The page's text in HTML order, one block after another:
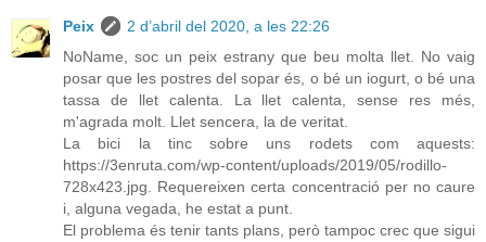
Peix
2 d’abril del 2020, a les 22:26
NoName, soc un peix estrany que beu molta llet. No vaig
posar que les postres del sopar és, o bé un iogurt, o bé una
tassa de llet calenta. La llet calenta, sense res més,
m'agrada molt. Llet sencera, la de veritat.
La bici la tinc sobre uns rodets com aquests:
https://3enruta.com/wp-content/uploads/2019/05/rodillo-
728x423.jpg. Requereixen certa concentració per no caure
i, alguna vegada, he estat a punt.
El problema és tenir tants plans, però tampoc crec que sigui